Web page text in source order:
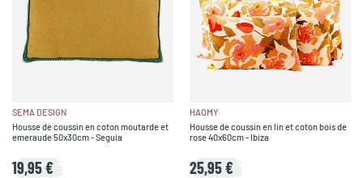
SEMA DESIGN
Housse de coussin en coton moutarde et
emeraude 50x30cm - Seguia
19,95 €
HAOMY
Housse de coussin en lin et coton bois de
rose 40x60cm - Ibiza
25,95 €